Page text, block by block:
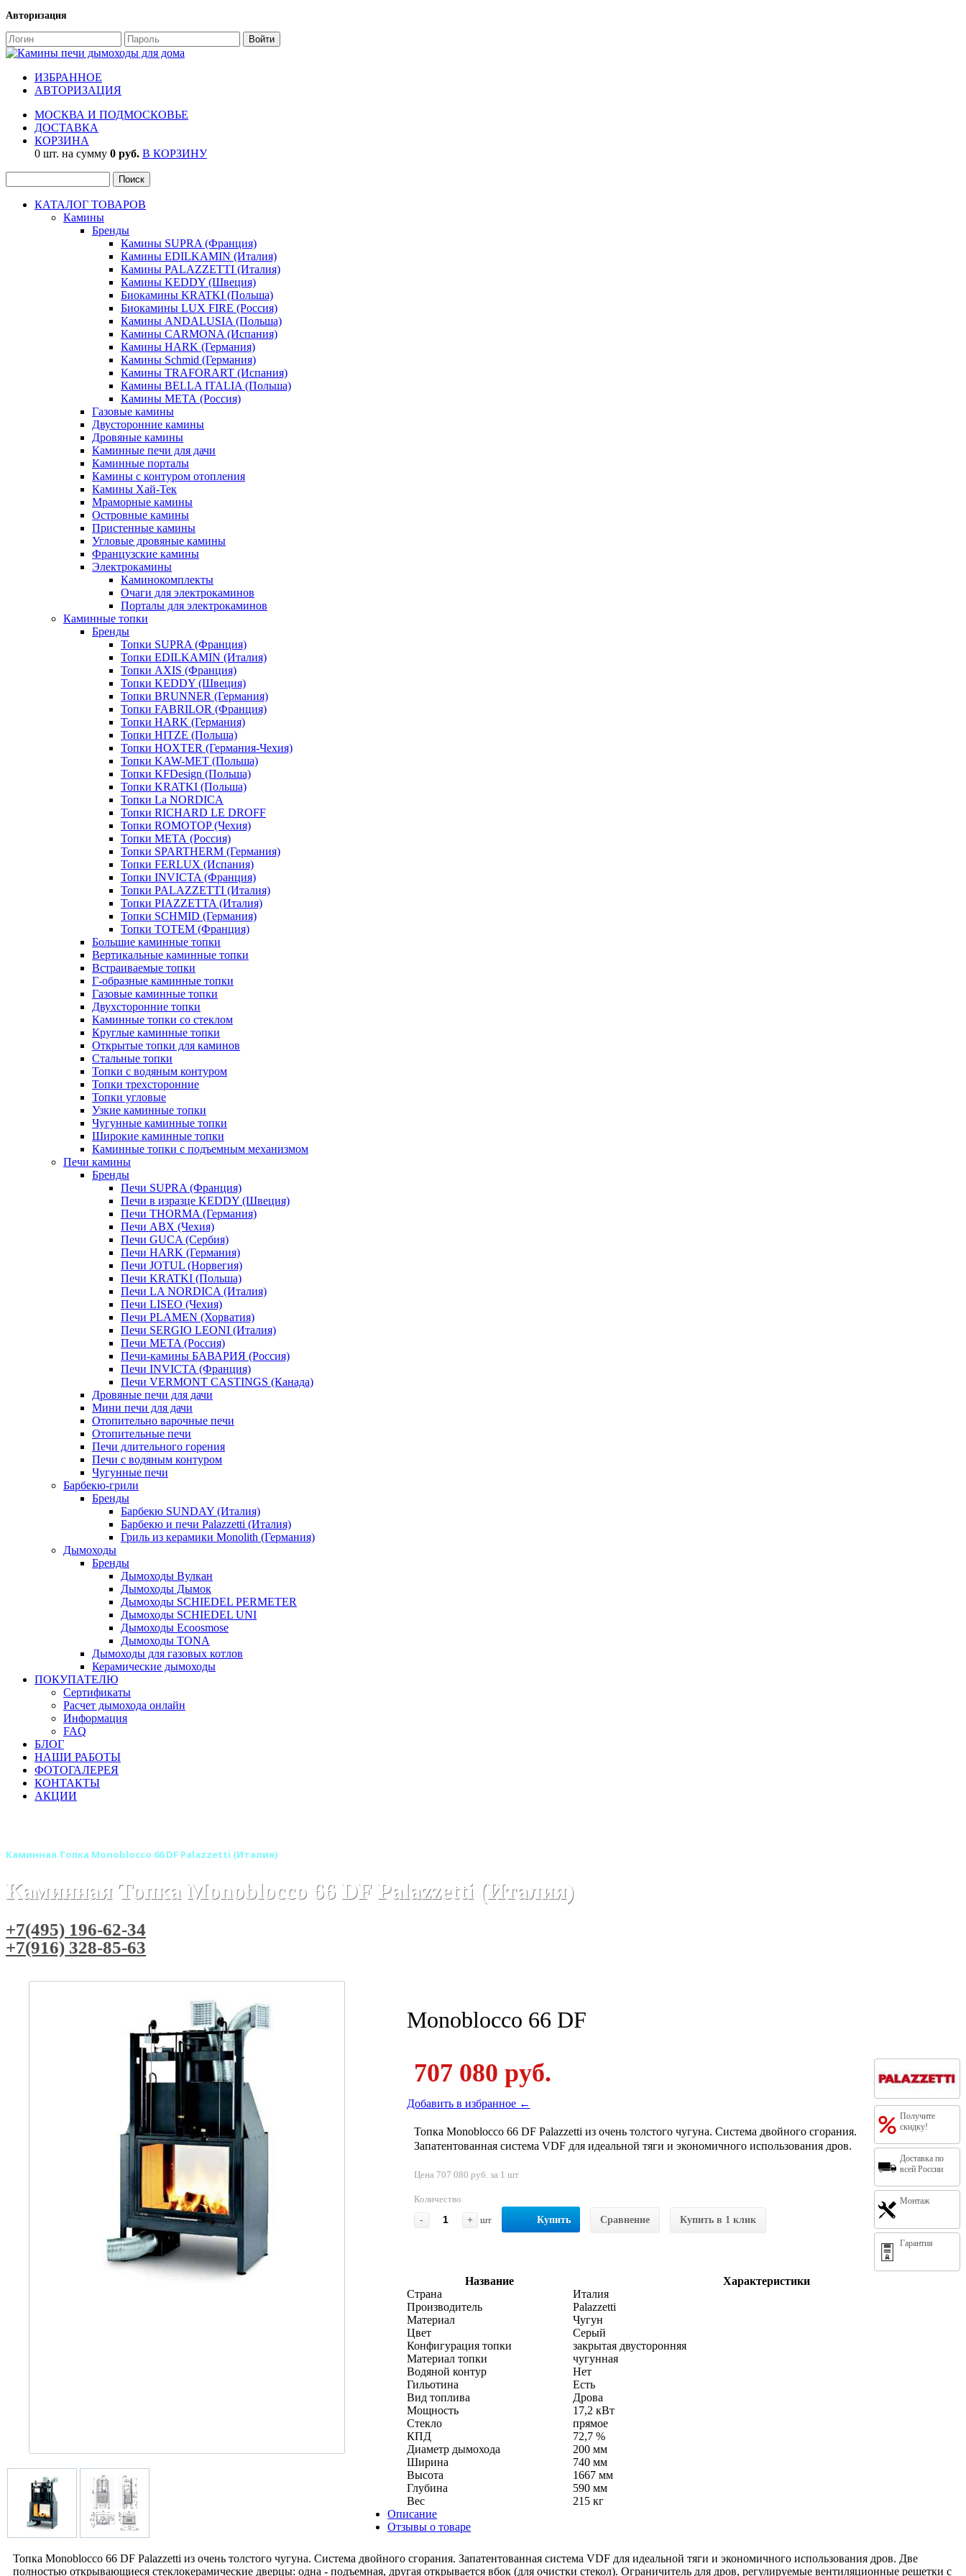
Авторизация
ИЗБРАННОЕ
АВТОРИЗАЦИЯ
МОСКВА И ПОДМОСКОВЬЕ
ДОСТАВКА
КОРЗИНА
0 шт. на сумму 0 руб. В КОРЗИНУ
КАТАЛОГ ТОВАРОВ
Камины
Бренды
Камины SUPRA (Франция)
Камины EDILKAMIN (Италия)
Камины PALAZZETTI (Италия)
Камины KEDDY (Швеция)
Биокамины KRATKI (Польша)
Биокамины LUX FIRE (Россия)
Камины ANDALUSIA (Польша)
Камины CARMONA (Испания)
Камины HARK (Германия)
Камины Schmid (Германия)
Камины TRAFORART (Испания)
Камины BELLA ITALIA (Польша)
Камины МЕТА (Россия)
Газовые камины
Двусторонние камины
Дровяные камины
Каминные печи для дачи
Каминные порталы
Камины с контуром отопления
Камины Хай-Тек
Мраморные камины
Островные камины
Пристенные камины
Угловые дровяные камины
Французские камины
Электрокамины
Каминокомплекты
Очаги для электрокаминов
Порталы для электрокаминов
Каминные топки
Бренды
Топки SUPRA (Франция)
Топки EDILKAMIN (Италия)
Топки AXIS (Франция)
Топки KEDDY (Швеция)
Топки BRUNNER (Германия)
Топки FABRILOR (Франция)
Топки HARK (Германия)
Топки HITZE (Польша)
Топки HOXTER (Германия-Чехия)
Топки KAW-MET (Польша)
Топки KFDesign (Польша)
Топки KRATKI (Польша)
Топки La NORDICA
Топки RICHARD LE DROFF
Топки ROMOTOP (Чехия)
Топки МЕТА (Россия)
Топки SPARTHERM (Германия)
Топки FERLUX (Испания)
Топки INVICTA (Франция)
Топки PALAZZETTI (Италия)
Топки PIAZZETTA (Италия)
Топки SCHMID (Германия)
Топки TOTEM (Франция)
Большие каминные топки
Вертикальные каминные топки
Встраиваемые топки
Г-образные каминные топки
Газовые каминные топки
Двухсторонние топки
Каминные топки со стеклом
Круглые каминные топки
Открытые топки для каминов
Стальные топки
Топки с водяным контуром
Топки трехсторонние
Топки угловые
Узкие каминные топки
Чугунные каминные топки
Широкие каминные топки
Каминные топки с подъемным механизмом
Печи камины
Бренды
Печи SUPRA (Франция)
Печи в изразце KEDDY (Швеция)
Печи THORMA (Германия)
Печи ABX (Чехия)
Печи GUCA (Сербия)
Печи HARK (Германия)
Печи JOTUL (Норвегия)
Печи KRATKI (Польша)
Печи LA NORDICA (Италия)
Печи LISEO (Чехия)
Печи PLAMEN (Хорватия)
Печи SERGIO LEONI (Италия)
Печи META (Россия)
Печи-камины БАВАРИЯ (Россия)
Печи INVICTA (Франция)
Печи VERMONT CASTINGS (Канада)
Дровяные печи для дачи
Мини печи для дачи
Отопительно варочные печи
Отопительные печи
Печи длительного горения
Печи с водяным контуром
Чугунные печи
Барбекю-грили
Бренды
Барбекю SUNDAY (Италия)
Барбекю и печи Palazzetti (Италия)
Гриль из керамики Monolith (Германия)
Дымоходы
Бренды
Дымоходы Вулкан
Дымоходы Дымок
Дымоходы SCHIEDEL PERMETER
Дымоходы SCHIEDEL UNI
Дымоходы Ecoosmose
Дымоходы TONA
Дымоходы для газовых котлов
Керамические дымоходы
ПОКУПАТЕЛЮ
Сертификаты
Расчет дымохода онлайн
Информация
FAQ
БЛОГ
НАШИ РАБОТЫ
ФОТОГАЛЕРЕЯ
КОНТАКТЫ
АКЦИИ
Каминная Топка Monoblocco 66 DF Palazzetti (Италия)
Каминная Топка Monoblocco 66 DF Palazzetti (Италия)
+7(495) 196-62-34
+7(916) 328-85-63
Monoblocco 66 DF
Получите
скидку!
Доставка по
всей России
Монтаж
Гарантия
707 080 руб.
Добавить в избранное ←
Топка Monoblocco 66 DF Palazzetti из очень толстого чугуна. Система двойного сгорания.
Запатентованная система VDF для идеальной тяги и экономичного использования дров.
Цена 707 080 руб. за 1 шт
Количество
-
+ шт Купить Сравнение Купить в 1 клик
Название
Характеристики
Страна
Италия
Производитель
Palazzetti
Материал
Чугун
Цвет
Серый
Конфигурация топки
закрытая двусторонняя
Материал топки
чугунная
Водяной контур
Нет
Гильотина
Есть
Вид топлива
Дрова
Мощность
17,2 кВт
Стекло
прямое
КПД
72,7 %
Диаметр дымохода
200 мм
Ширина
740 мм
Высота
1667 мм
Глубина
590 мм
Вес
215 кг
Описание
Отзывы о товаре
Топка Monoblocco 66 DF Palazzetti из очень толстого чугуна. Система двойного сгорания. Запатентованная система VDF для идеальной тяги и экономичного использования дров. Две
полностью открывающиеся стеклокерамические дверцы: одна - подъемная, другая открывается вбок (для очистки стекол). Ограничитель для дров, регулируемые вентиляционные решетки с